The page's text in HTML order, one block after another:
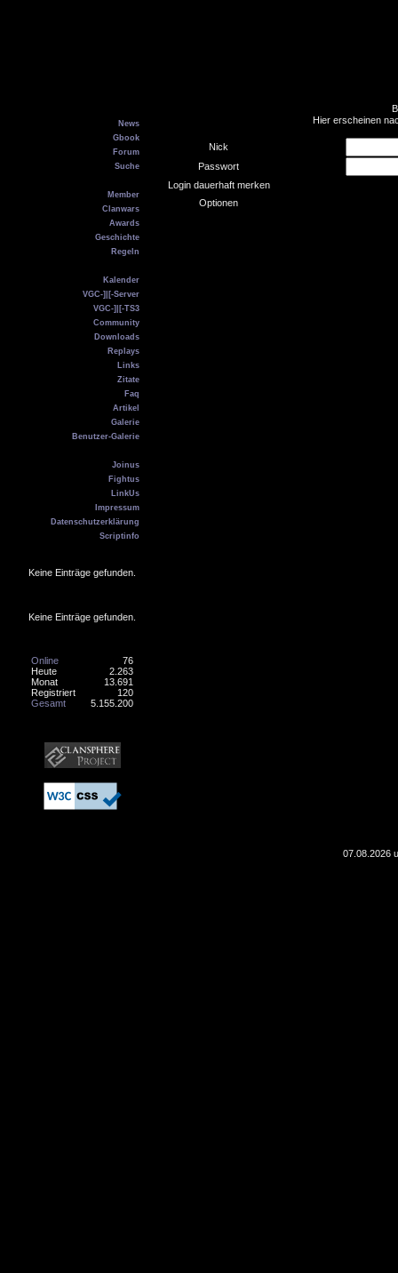
News
Gbook
Forum
Suche
Member
Clanwars
Awards
Geschichte
Regeln
Kalender
VGC-]|[-Server
VGC-]|[-TS3
Community
Downloads
Replays
Links
Zitate
Faq
Artikel
Galerie
Benutzer-Galerie
Joinus
Fightus
LinkUs
Impressum
Datenschutzerklärung
Scriptinfo
Keine Einträge gefunden.
Keine Einträge gefunden.
76
Online
2.263
Heute
13.691
Monat
120
Registriert
5.155.200
Gesamt
Hier erscheinen
Nick
Passwort
Login dauerhaft merken
Optionen
07.08.2026